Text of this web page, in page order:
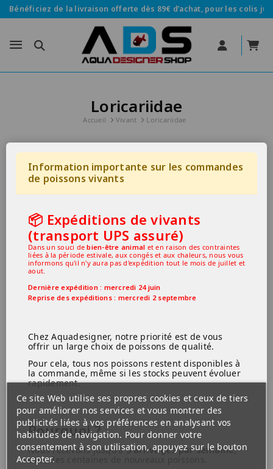
Bénéficiez de la livraison offerte dès 89€ d’achat, pour les colis
Loricariidae
Accueil Vivant Loricariidae
moment
Restez à l'écoute ! D'autres produits seront affichés
ici au fur et à mesure qu'ils seront ajoutés.
RECHERCHER
Information importante sur les commandes
de poissons vivants
📦 Expéditions de vivants
(transport UPS assuré)
Dans un souci debien-être animal et en raison des contraintes
liées à la période estivale, aux congés et aux chaleurs, nous vous
informons qu'il n'y aura pas d'expédition tout le mois de juillet et
aout.
Dernière expédition : mercredi 24 juin
Reprise des expéditions : mercredi 2 septembre
Chez Aquadesigner, notre priorité est de vous
offrir un large choix de poissons de qualité.
Pour cela, tous nos poissons restent disponibles à
la commande, même si les stocks peuvent évoluer
rapidement.
Pourquoi ?
Nous recevons jusqu'à3 arrivages par semaine,
avec des centaines de nouveaux poissons.
Ce site Web utilise ses propres cookies et ceux de tiers
pour améliorer nos services et vous montrer des
publicités liées à vos préférences en analysant vos
habitudes de navigation. Pour donner votre
consentement à son utilisation, appuyez sur le bouton
Accepter.